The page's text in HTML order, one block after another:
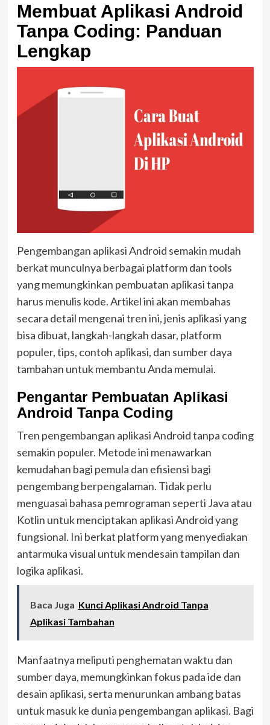
Membuat Aplikasi Android
Tanpa Coding: Panduan
Lengkap
Pengembangan aplikasi Android semakin mudah
berkat munculnya berbagai platform dan tools
yang memungkinkan pembuatan aplikasi tanpa
harus menulis kode. Artikel ini akan membahas
secara detail mengenai tren ini, jenis aplikasi yang
bisa dibuat, langkah-langkah dasar, platform
populer, tips, contoh aplikasi, dan sumber daya
tambahan untuk membantu Anda memulai.
Pengantar Pembuatan Aplikasi
Android Tanpa Coding
Tren pengembangan aplikasi Android tanpa coding
semakin populer. Metode ini menawarkan
kemudahan bagi pemula dan efisiensi bagi
pengembang berpengalaman. Tidak perlu
menguasai bahasa pemrograman seperti Java atau
Kotlin untuk menciptakan aplikasi Android yang
fungsional. Ini berkat platform yang menyediakan
antarmuka visual untuk mendesain tampilan dan
logika aplikasi.
Baca Juga Kunci Aplikasi Android Tanpa
Aplikasi Tambahan
Manfaatnya meliputi penghematan waktu dan
sumber daya, memungkinkan fokus pada ide dan
desain aplikasi, serta menurunkan ambang batas
untuk masuk ke dunia pengembangan aplikasi. Bagi